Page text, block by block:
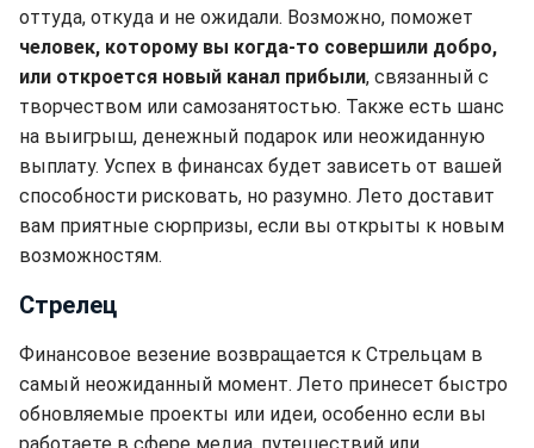
оттуда, откуда и не ожидали. Возможно, поможет
человек, которому вы когда-то совершили добро,
или откроется новый канал прибыли, связанный с
творчеством или самозанятостью. Также есть шанс
на выигрыш, денежный подарок или неожиданную
выплату. Успех в финансах будет зависеть от вашей
способности рисковать, но разумно. Лето доставит
вам приятные сюрпризы, если вы открыты к новым
возможностям.
Стрелец
Финансовое везение возвращается к Стрельцам в
самый неожиданный момент. Лето принесет быстро
обновляемые проекты или идеи, особенно если вы